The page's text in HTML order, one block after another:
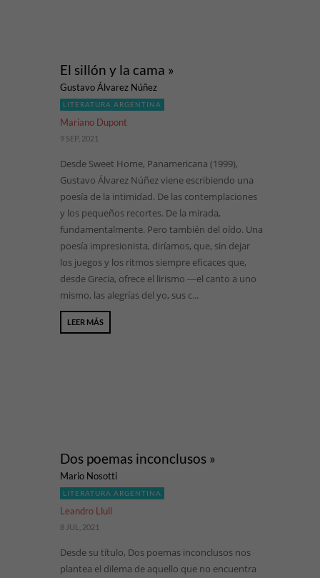
El sillón y la cama »
Gustavo Álvarez Núñez
LITERATURA ARGENTINA
Mariano Dupont
9 SEP, 2021
Desde Sweet Home, Panamericana (1999),
Gustavo Álvarez Núñez viene escribiendo una
poesía de la intimidad. De las contemplaciones
y los pequeños recortes. De la mirada,
fundamentalmente. Pero también del oído. Una
poesía impresionista, diríamos, que, sin dejar
los juegos y los ritmos siempre eficaces que,
desde Grecia, ofrece el lirismo ―el canto a uno
mismo, las alegrías del yo, sus c...
LEER MÁS
Dos poemas inconclusos »
Mario Nosotti
LITERATURA ARGENTINA
Leandro Llull
8 JUL, 2021
Desde su título, Dos poemas inconclusos nos
plantea el dilema de aquello que no encuentra